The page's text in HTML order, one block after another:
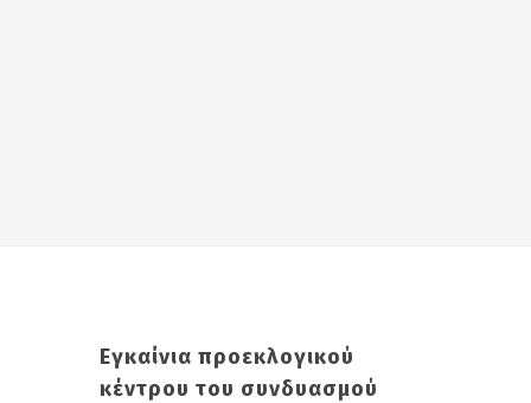
Εγκαίνια προεκλογικού
κέντρου του συνδυασμού